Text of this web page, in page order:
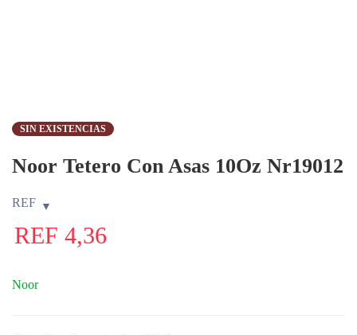
SIN EXISTENCIAS
Noor Tetero Con Asas 10Oz Nr19012
REF
REF 4,36
Noor